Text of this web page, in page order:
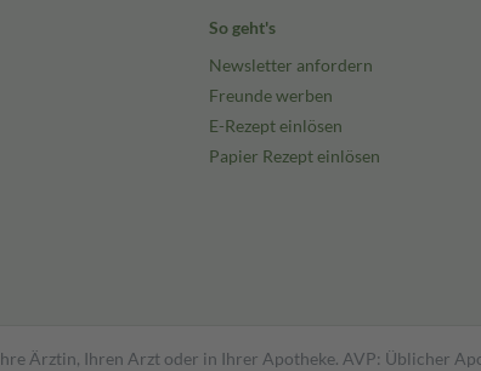
So geht's
Newsletter anfordern
Freunde werben
E-Rezept einlösen
Papier Rezept einlösen
Ärztin, Ihren Arzt oder in Ihrer Apotheke. AVP: Üblicher